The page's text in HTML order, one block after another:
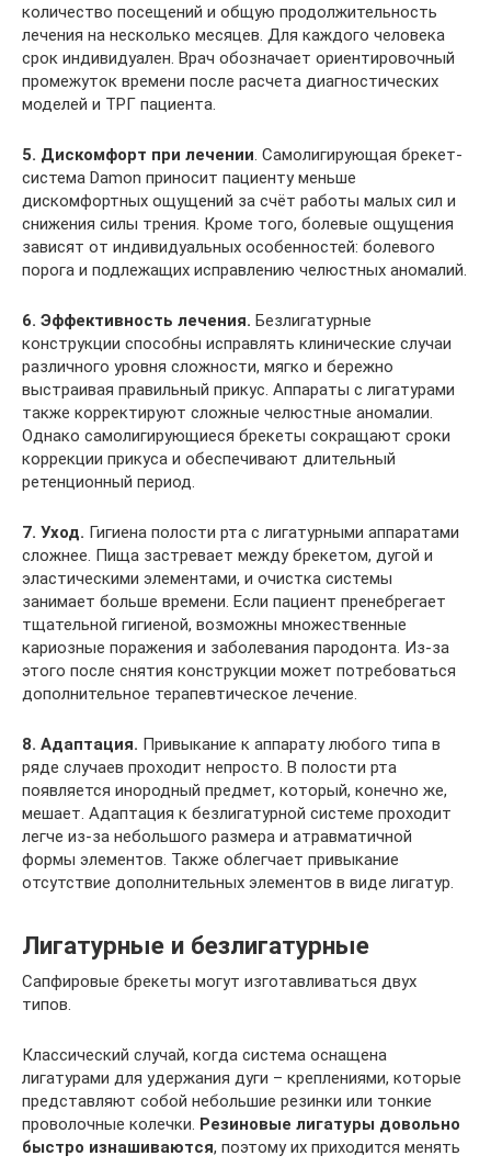
количество посещений и общую продолжительность
лечения на несколько месяцев. Для каждого человека
срок индивидуален. Врач обозначает ориентировочный
промежуток времени после расчета диагностических
моделей и ТРГ пациента.
5. Дискомфорт при лечении. Самолигирующая брекет-
система Damon приносит пациенту меньше
дискомфортных ощущений за счёт работы малых сил и
снижения силы трения. Кроме того, болевые ощущения
зависят от индивидуальных особенностей: болевого
порога и подлежащих исправлению челюстных аномалий.
6. Эффективность лечения. Безлигатурные
конструкции способны исправлять клинические случаи
различного уровня сложности, мягко и бережно
выстраивая правильный прикус. Аппараты с лигатурами
также корректируют сложные челюстные аномалии.
Однако самолигирующиеся брекеты сокращают сроки
коррекции прикуса и обеспечивают длительный
ретенционный период.
7. Уход. Гигиена полости рта с лигатурными аппаратами
сложнее. Пища застревает между брекетом, дугой и
эластическими элементами, и очистка системы
занимает больше времени. Если пациент пренебрегает
тщательной гигиеной, возможны множественные
кариозные поражения и заболевания пародонта. Из-за
этого после снятия конструкции может потребоваться
дополнительное терапевтическое лечение.
8. Адаптация. Привыкание к аппарату любого типа в
ряде случаев проходит непросто. В полости рта
появляется инородный предмет, который, конечно же,
мешает. Адаптация к безлигатурной системе проходит
легче из-за небольшого размера и атравматичной
формы элементов. Также облегчает привыкание
отсутствие дополнительных элементов в виде лигатур.
Лигатурные и безлигатурные
Сапфировые брекеты могут изготавливаться двух
типов.
Классический случай, когда система оснащена
лигатурами для удержания дуги – креплениями, которые
представляют собой небольшие резинки или тонкие
проволочные колечки. Резиновые лигатуры довольно
быстро изнашиваются, поэтому их приходится менять